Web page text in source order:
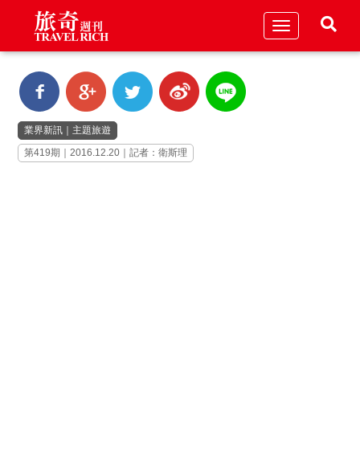
Toggle
業界新訊
主題旅遊
第419期｜2016.12.20｜記者：衛斯理